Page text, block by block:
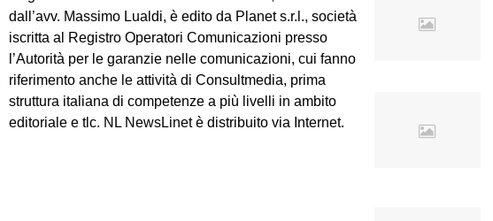
dall’avv. Massimo Lualdi, è edito da Planet s.r.l., società
iscritta al Registro Operatori Comunicazioni presso
l’Autorità per le garanzie nelle comunicazioni, cui fanno
riferimento anche le attività di Consultmedia, prima
struttura italiana di competenze a più livelli in ambito
editoriale e tlc. NL NewsLinet è distribuito via Internet.